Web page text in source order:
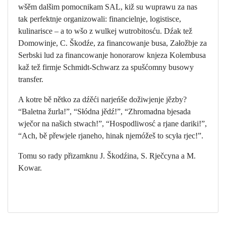
wšěm dalšim pomocnikam SAL, kiž su wuprawu za nas
tak perfektnje organizowali: financielnje, logistisce,
kulinarisce – a to wšo z wulkej wutrobitosću. Dźak tež
Domowinje, C. Škodźe, za financowanje busa, Załožbje za
Serbski lud za financowanje honorarow knjeza Kolembusa
kaž tež firmje Schmidt-Schwarz za spušćomny busowy
transfer.
A kotre bě nětko za dźěći narjeńše dožiwjenje jězby?
“Baletna žurla!”, “Słódna jědź!”, “Zhromadna bjesada
wječor na našich stwach!”, “Hospodliwosć a rjane dariki!”,
“Ach, bě přewjele rjaneho, hinak njemóžeš to scyła rjec!”.
Tomu so rady přizamknu J. Škodźina, S. Rječcyna a M.
Kowar.